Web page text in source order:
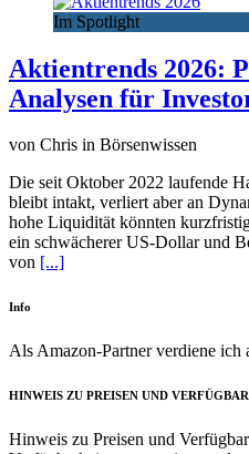
Im Spotlight
Aktientrends 2026:
Analysen für
von Chris in Börsenwissen
Die seit Oktober 2022 laufende
bleibt intakt, verliert aber an
hohe Liquidität könnten
ein schwächerer US-Dollar und
von [...]
Info
Als Amazon-Partner verdiene
HINWEIS ZU PREISEN UND
Hinweis zu Preisen und